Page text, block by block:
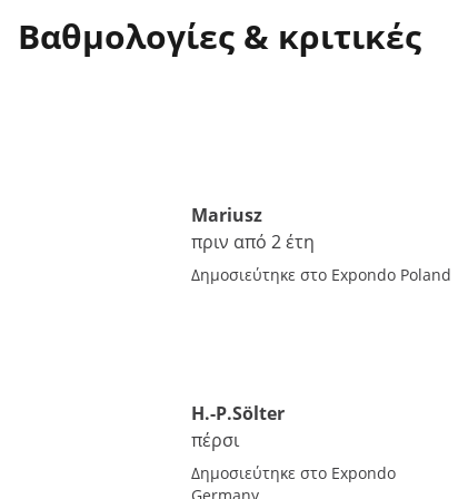
Βαθμολογίες & κριτικές
Mariusz
πριν από 2 έτη
Δημοσιεύτηκε στο Expondo Poland
H.-P.Sölter
πέρσι
Δημοσιεύτηκε στο Expondo